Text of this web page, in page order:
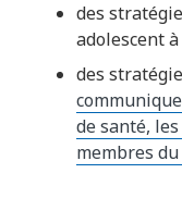
des
adolescent
des
de santé,
membres